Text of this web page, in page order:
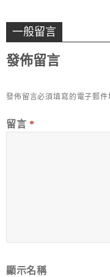
一般留言
發佈留言
發佈留言必須填寫的電子郵件
留言 *
顯示名稱